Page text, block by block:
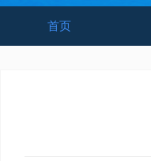
首页